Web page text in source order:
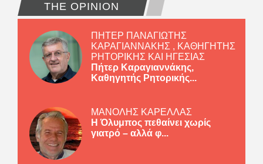
THE OPINION
ΠΗΤΕΡ ΠΑΝΑΓΙΩΤΗΣ
ΚΑΡΑΓΙΑΝΝΑΚΗΣ , ΚΑΘΗΓΗΤΗΣ
ΡΗΤΟΡΙΚΗΣ ΚΑΙ ΗΓΕΣΙΑΣ
Πήτερ Καραγιαννάκης,
Καθηγητής Ρητορικής...
ΜΑΝΟΛΗΣ ΚΑΡΕΛΛΑΣ
Η Όλυμπος πεθαίνει χωρίς
γιατρό – αλλά φ...